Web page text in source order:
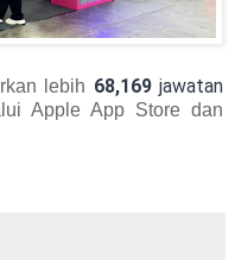
lebih 68,169jawatan
Apple App Store dan